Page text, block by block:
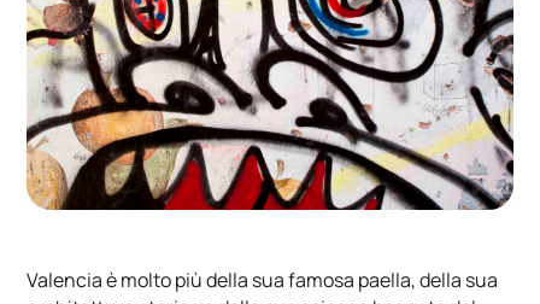
Valencia è molto più della sua famosa paella, della sua